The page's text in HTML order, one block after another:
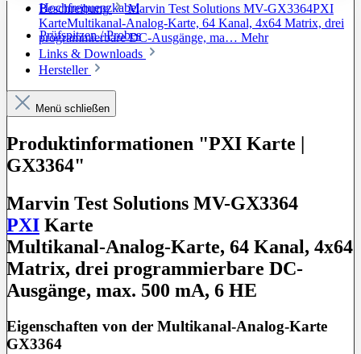
Hochfrequenzkabel
Prüfspitzen / Probes
Beschreibung
Marvin Test Solutions MV-GX3364PXI
KarteMultikanal-Analog-Karte, 64 Kanal, 4x64 Matrix, drei
programmierbare DC-Ausgänge, ma… Mehr
Links & Downloads
Hersteller
Menü schließen
Produktinformationen "PXI Karte |
GX3364"
Marvin Test Solutions MV-GX3364
PXI Karte
Multikanal-Analog-Karte, 64 Kanal, 4x64
Matrix, drei programmierbare DC-
Ausgänge, max. 500 mA, 6 HE
Eigenschaften von der Multikanal-Analog-Karte
GX3364